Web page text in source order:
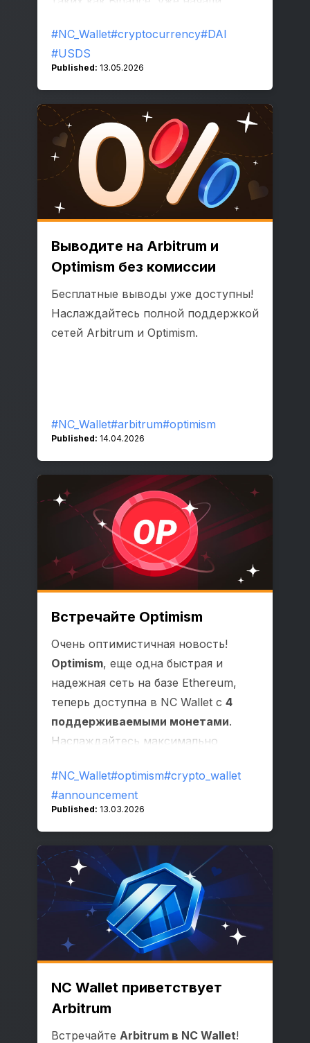
листинга.
#NC_Wallet#cryptocurrency#DAI
#USDS
Published: 13.05.2026
Выводите на Arbitrum и
Optimism без комиссии
Бесплатные выводы уже доступны!
Наслаждайтесь полной поддержкой
сетей Arbitrum и Optimism.
#NC_Wallet#arbitrum#optimism
Published: 14.04.2026
Встречайте Optimism
Очень оптимистичная новость!
Optimism, еще одна быстрая и
надежная сеть на базе Ethereum,
теперь доступна в NC Wallet с 4
поддерживаемыми монетами.
Наслаждайтесь максимально
транзакциями с минимальным
ожиданием!
#NC_Wallet#optimism#crypto_wallet
#announcement
Published: 13.03.2026
NC Wallet приветствует
Arbitrum
Встречайте Arbitrum в NC Wallet!